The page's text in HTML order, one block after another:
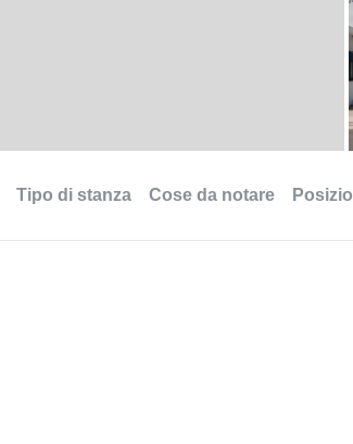
Tipo di stanza Cose da notare